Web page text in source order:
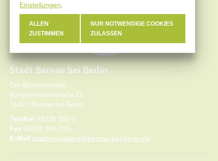
Stadt Bernau bei Berlin
Der Bürgermeister
Bürgermeisterstraße 25
16321 Bernau bei Berlin
Telefon 03338 365-0
Fax 03338 365-105
E-Mail stadtverwaltung@bernau-bei-berlin.de
Einstellungen
ALLEN
ZUSTIMMEN
NUR NOTWENDIGE COOKIES
ZULASSEN